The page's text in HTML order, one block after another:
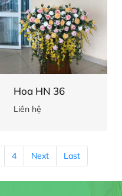
Hoa HN 36
Liên hệ
4 Next Last